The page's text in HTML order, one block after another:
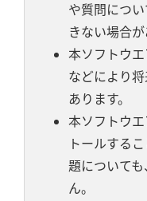
や質問につ
きない場合が
本ソフトウ
などにより
あります。
本ソフトウ
トールする
題について
ん。